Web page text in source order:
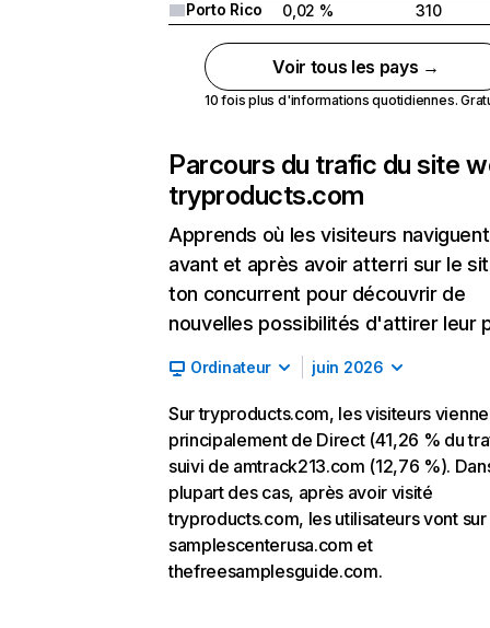
Porto Rico
0,02 % 310
Voir tous les pays →
10 fois plus d'informations quotidiennes.
Parcours du trafic du site
tryproducts.com
Apprends où les visiteurs naviguent
avant et après avoir atterri sur le
ton concurrent pour découvrir de
nouvelles possibilités d'attirer leur
Ordinateur juin 2026
Sur tryproducts.com, les visiteurs
principalement de Direct (41,26 % du
suivi de amtrack213.com (12,76 %).
plupart des cas, après avoir visité
tryproducts.com, les utilisateurs vont sur
samplescenterusa.com et
thefreesamplesguide.com.